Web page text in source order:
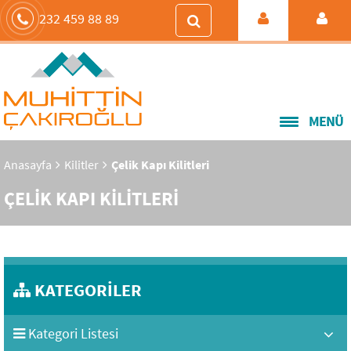
232 459 88 89
MENÜ
Anasayfa Kilitler Çelik Kapı Kilitleri
ÇELİK KAPI KİLİTLERİ
KATEGORİLER
Kategori Listesi